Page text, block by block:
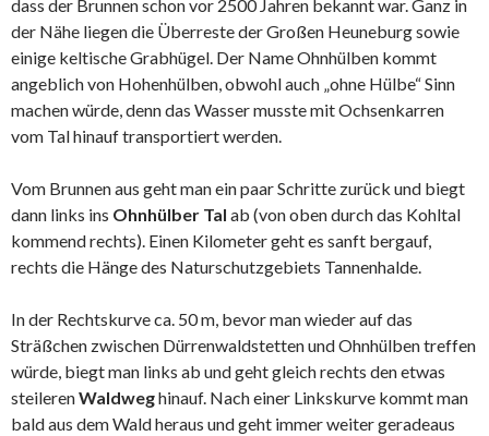
dass der Brunnen schon vor 2500 Jahren bekannt war. Ganz in
der Nähe liegen die Überreste der Großen Heuneburg sowie
einige keltische Grabhügel. Der Name Ohnhülben kommt
angeblich von Hohenhülben, obwohl auch „ohne Hülbe“ Sinn
machen würde, denn das Wasser musste mit Ochsenkarren
vom Tal hinauf transportiert werden.
Vom Brunnen aus geht man ein paar Schritte zurück und biegt
dann links ins Ohnhülber Tal ab (von oben durch das Kohltal
kommend rechts). Einen Kilometer geht es sanft bergauf,
rechts die Hänge des Naturschutzgebiets Tannenhalde.
In der Rechtskurve ca. 50 m, bevor man wieder auf das
Sträßchen zwischen Dürrenwaldstetten und Ohnhülben treffen
würde, biegt man links ab und geht gleich rechts den etwas
steilerenWaldweghinauf. Nach einer Linkskurve kommt man
bald aus dem Wald heraus und geht immer weiter geradeaus